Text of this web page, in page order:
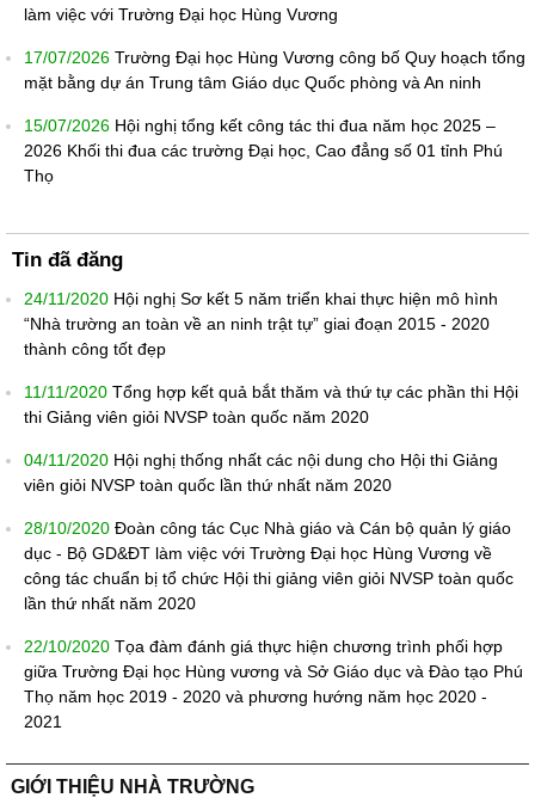
làm việc với Trường Đại học Hùng Vương
17/07/2026 Trường Đại học Hùng Vương công bố Quy hoạch tổng
mặt bằng dự án Trung tâm Giáo dục Quốc phòng và An ninh
15/07/2026 Hội nghị tổng kết công tác thi đua năm học 2025 –
2026 Khối thi đua các trường Đại học, Cao đẳng số 01 tỉnh Phú
Thọ
Tin đã đăng
24/11/2020 Hội nghị Sơ kết 5 năm triển khai thực hiện mô hình
“Nhà trường an toàn về an ninh trật tự” giai đoạn 2015 - 2020
thành công tốt đẹp
11/11/2020 Tổng hợp kết quả bắt thăm và thứ tự các phần thi Hội
thi Giảng viên giỏi NVSP toàn quốc năm 2020
04/11/2020 Hội nghị thống nhất các nội dung cho Hội thi Giảng
viên giỏi NVSP toàn quốc lần thứ nhất năm 2020
28/10/2020 Đoàn công tác Cục Nhà giáo và Cán bộ quản lý giáo
dục - Bộ GD&ĐT làm việc với Trường Đại học Hùng Vương về
công tác chuẩn bị tổ chức Hội thi giảng viên giỏi NVSP toàn quốc
lần thứ nhất năm 2020
22/10/2020 Tọa đàm đánh giá thực hiện chương trình phối hợp
giữa Trường Đại học Hùng vương và Sở Giáo dục và Đào tạo Phú
Thọ năm học 2019 - 2020 và phương hướng năm học 2020 -
2021
GIỚI THIỆU NHÀ TRƯỜNG